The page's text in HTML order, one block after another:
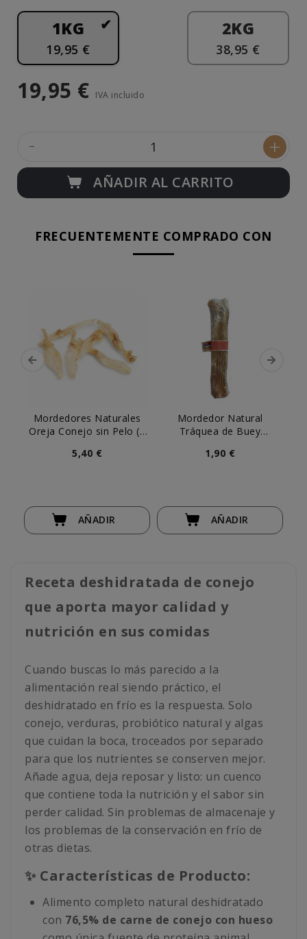
1KG
19,95 €
2KG
38,95 €
19,95 € IVA incluido
- +
AÑADIR AL CARRITO
FRECUENTEMENTE COMPRADO CON
Mordedores Naturales
Oreja Conejo sin Pelo (6
5,40 €
AÑADIR
Mordedor Natural
Tráquea de Buey
1,90 €
AÑADIR
Receta deshidratada de conejo
que aporta mayor calidad y
nutrición en sus comidas
Cuando buscas lo más parecido a la
alimentación real siendo práctico, el
deshidratado en frío es la respuesta. Solo
conejo, verduras, probiótico natural y algas
que cuidan la boca, troceados por separado
para que los nutrientes se conserven mejor.
Añade agua, deja reposar y listo: un cuenco
que contiene toda la nutrición y el sabor sin
perder calidad. Sin problemas de almacenaje y
los problemas de la conservación en frío de
otras dietas.
✨ Características de Producto:
Alimento completo natural deshidratado
con 76,5% de carne de conejo con hueso